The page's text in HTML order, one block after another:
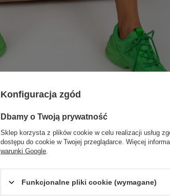
Konfiguracja zgód
Dbamy o Twoją prywatność
Sklep korzysta z plików cookie w celu realizacji usług
dostępu do cookie w Twojej przeglądarce. Więcej
warunki Google
Funkcjonalne pliki cookie (wymagane)